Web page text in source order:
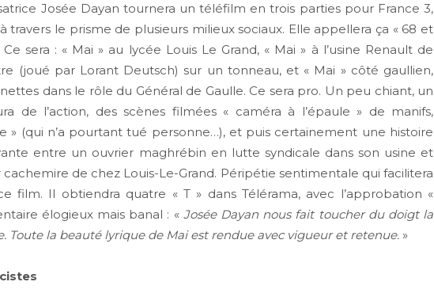
Josée Dayan tournera un téléfilm en trois parties pour France 3,
travers le prisme de plusieurs milieux sociaux. Elle appellera ça « 68 et
sera : « Mai » au lycée Louis Le Grand, « Mai » à l’usine Renault de
(joué par Lorant Deutsch) sur un tonneau, et « Mai » côté gaullien,
dans le rôle du Général de Gaulle. Ce sera pro. Un peu chiant, un
de l’action, des scènes filmées « caméra à l’épaule » de manifs,
» (qui n’a pourtant tué personne…), et puis certainement une histoire
entre un ouvrier maghrébin en lutte syndicale dans son usine et
de chez Louis-Le-Grand. Péripétie sentimentale qui facilitera
film. Il obtiendra quatre « T » dans Télérama, avec l’approbation «
élogieux mais banal : « Josée Dayan nous fait toucher du doigt la
Toute la beauté lyrique de Mai est rendue avec vigueur et retenue. »